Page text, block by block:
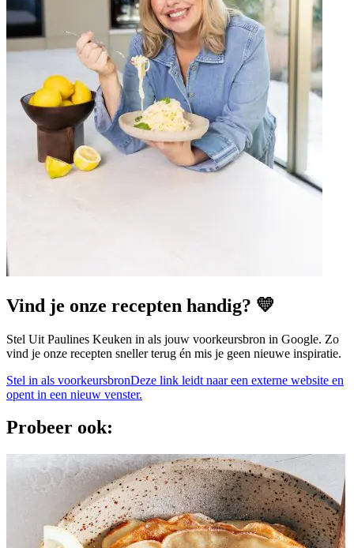
Vind je onze recepten handig? 💛
Stel Uit Paulines Keuken in als jouw voorkeursbron in Google. Zo
vind je onze recepten sneller terug én mis je geen nieuwe inspiratie.
Stel in als voorkeursbronDeze link leidt naar een externe website en
opent in een nieuw venster.
Probeer ook: